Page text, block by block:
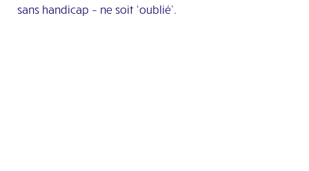
sans handicap – ne soit ‘oublié’.